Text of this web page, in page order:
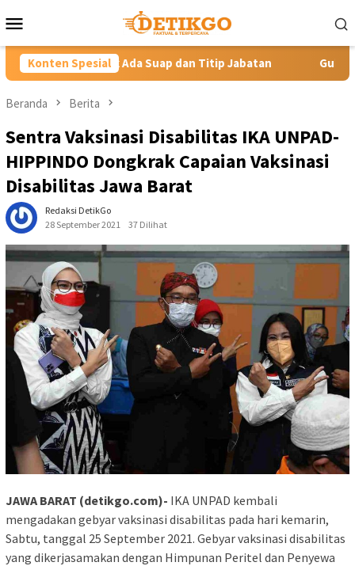
ke
Mobile
Konten Spesial
dan Titip Jabatan Gubernur YSK Rotasi Tiga
Beranda Berita
Sentra Vaksinasi Disabilitas IKA UNPAD-
HIPPINDO Dongkrak Capaian Vaksinasi
Disabilitas Jawa Barat
Redaksi DetikGo
28 September 2021
37 Dilihat
JAWA BARAT (detikgo.com)- IKA UNPAD kembali
mengadakan gebyar vaksinasi disabilitas pada hari kemarin,
Sabtu, tanggal 25 September 2021. Gebyar vaksinasi disabilitas
yang dikerjasamakan dengan Himpunan Peritel dan Penyewa